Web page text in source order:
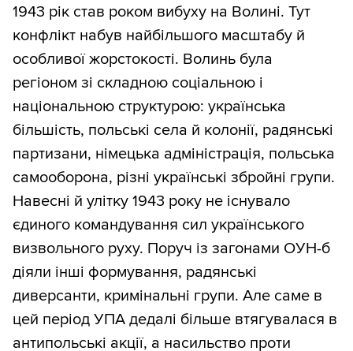
1943 рік став роком вибуху на Волині. Тут
конфлікт набув найбільшого масштабу й
особливої жорстокості. Волинь була
регіоном зі складною соціальною і
національною структурою: українська
більшість, польські села й колонії, радянські
партизани, німецька адміністрація, польська
самооборона, різні українські збройні групи.
Навесні й улітку 1943 року не існувало
єдиного командування сил українського
визвольного руху. Поруч із загонами ОУН-б
діяли інші формування, радянські
диверсанти, кримінальні групи. Але саме в
цей період УПА дедалі більше втягувалася в
антипольські акції, а насильство проти